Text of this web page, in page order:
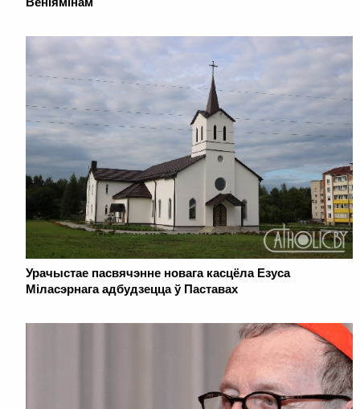
Урачыстае пасвячэнне новага касцёла Езуса
Міласэрнага адбудзецца ў Паставах